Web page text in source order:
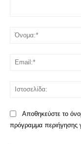
Αποθηκεύστε το
πρόγραμμα περιήγησης